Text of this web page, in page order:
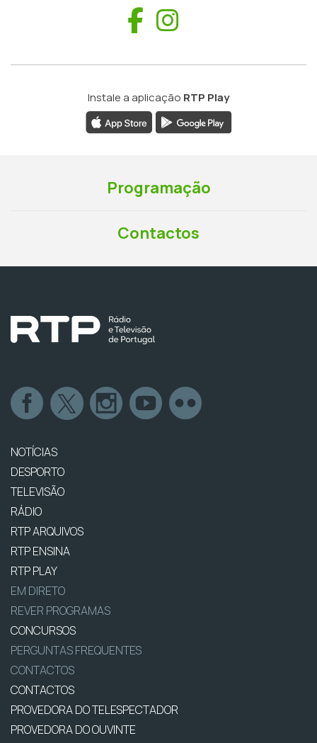
Facebook
Instale a aplicação RTP Play
Programação
Contactos
NOTÍCIAS
DESPORTO
TELEVISÃO
RÁDIO
RTP ARQUIVOS
RTP ENSINA
RTP PLAY
EM DIRETO
REVER PROGRAMAS
CONCURSOS
PERGUNTAS FREQUENTES
CONTACTOS
CONTACTOS
PROVEDORA DO TELESPECTADOR
PROVEDORA DO OUVINTE